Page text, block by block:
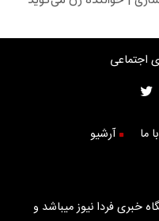
اجتماعی
ما آرشیو
خبری فردا نیوز میباشد و